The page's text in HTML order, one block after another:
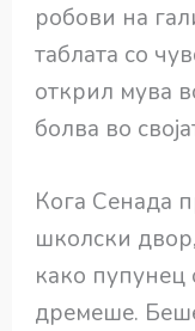
робови на
таблата со
открил мува
болва во
Кога Сенада
школски
како пупунец
дремеше.